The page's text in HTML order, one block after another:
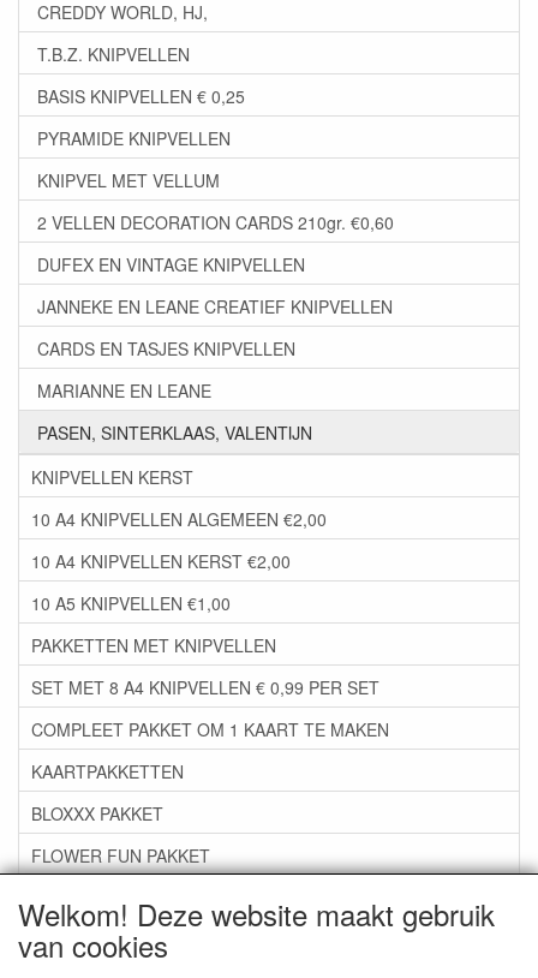
Welkom! Deze website maakt gebruik
van cookies
CREDDY WORLD, HJ,
T.B.Z. KNIPVELLEN
BASIS KNIPVELLEN € 0,25
PYRAMIDE KNIPVELLEN
KNIPVEL MET VELLUM
2 VELLEN DECORATION CARDS 210gr. €0,60
DUFEX EN VINTAGE KNIPVELLEN
JANNEKE EN LEANE CREATIEF KNIPVELLEN
CARDS EN TASJES KNIPVELLEN
MARIANNE EN LEANE
PASEN, SINTERKLAAS, VALENTIJN
KNIPVELLEN KERST
10 A4 KNIPVELLEN ALGEMEEN €2,00
10 A4 KNIPVELLEN KERST €2,00
10 A5 KNIPVELLEN €1,00
PAKKETTEN MET KNIPVELLEN
SET MET 8 A4 KNIPVELLEN € 0,99 PER SET
COMPLEET PAKKET OM 1 KAART TE MAKEN
KAARTPAKKETTEN
BLOXXX PAKKET
FLOWER FUN PAKKET
***GROEP 06*** TAPE/LIJM SNIJMALLEN STEMPELS
***GROEP 07*** KAARTEN +SCRAP TOEBEHOREN